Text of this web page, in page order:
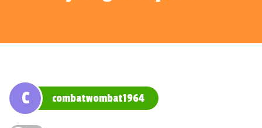
C combatwombat1964